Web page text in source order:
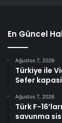
En Güncel
Ağustos 7, 2026
Türkiye ile
Sefer
Ağustos 7, 2026
Türk F-
savunma